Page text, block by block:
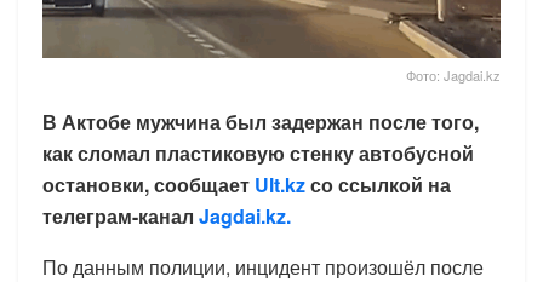
Фото: Jagdai.kz
В Актобе мужчина был задержан после того,
как сломал пластиковую стенку автобусной
остановки, сообщает Ult.kzсо ссылкой на
телеграм-канал Jagdai.kz.
По данным полиции, инцидент произошёл после